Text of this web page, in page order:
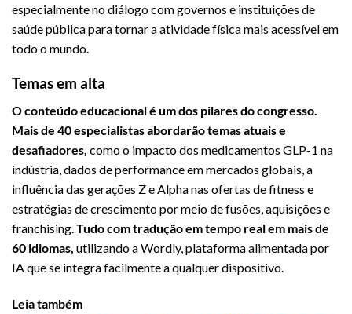
especialmente no diálogo com governos e instituições de
saúde pública para tornar a atividade física mais acessível em
todo o mundo.
Temas em alta
O conteúdo educacional é um dos pilares do congresso.
Mais de 40 especialistas abordarão temas atuais e
desafiadores, como o impacto dos medicamentos GLP-1 na
indústria, dados de performance em mercados globais, a
influência das gerações Z e Alpha nas ofertas de fitness e
estratégias de crescimento por meio de fusões, aquisições e
franchising.Tudo com tradução em tempo real em mais de
60 idiomas, utilizando a Wordly, plataforma alimentada por
IA que se integra facilmente a qualquer dispositivo.
Leia também